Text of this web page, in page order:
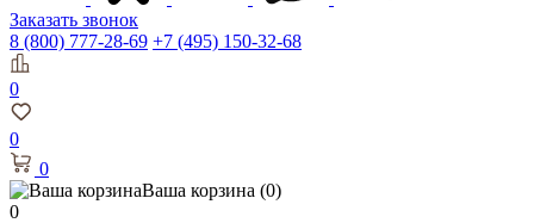
Заказать звонок
8 (800) 777-28-69 +7 (495) 150-32-68
0
0
0
Ваша корзина (0)
0